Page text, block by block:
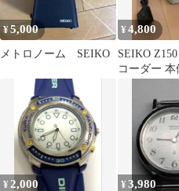
¥5,000
メトロノーム SEIKO
¥4,800
SEIKO
コーダー 本
¥ 2,000 ¥3,980